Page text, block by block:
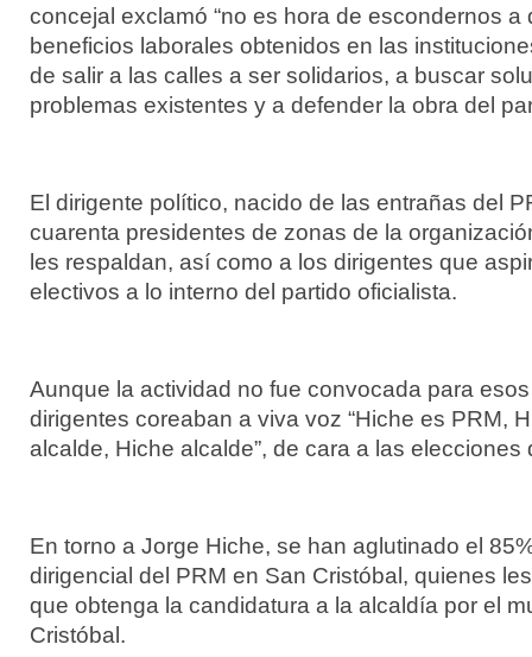
concejal exclamó “no es hora de escondernos a
beneficios laborales obtenidos en las
de salir a las calles a ser solidarios, a buscar
problemas existentes y a defender la obra del
El dirigente político, nacido de las entrañas del
cuarenta presidentes de zonas de la
les respaldan, así como a los dirigentes que
electivos a lo interno del partido oficialista.
Aunque la actividad no fue convocada para
dirigentes coreaban a viva voz “Hiche es PRM,
alcalde, Hiche alcalde”, de cara a las elecciones
En torno a Jorge Hiche, se han aglutinado el
dirigencial del PRM en San Cristóbal, quienes
que obtenga la candidatura a la alcaldía por el
Cristóbal.